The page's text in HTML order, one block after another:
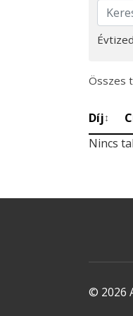
Évtized
Összes
Díj↕
Nincs
© 2026